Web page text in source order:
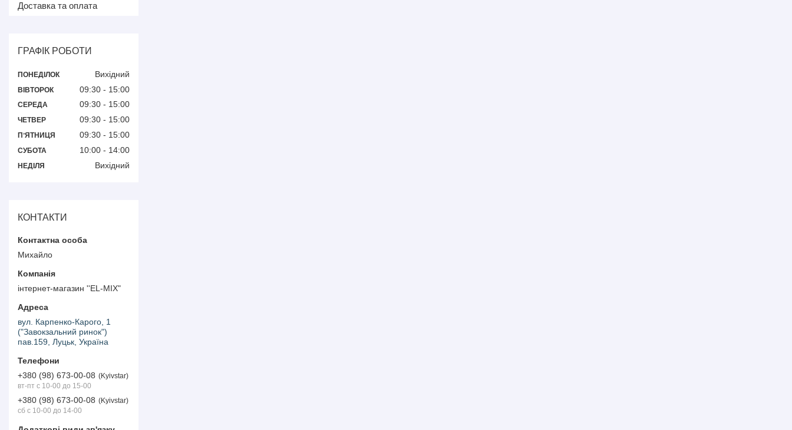
Доставка та оплата
ГРАФІК РОБОТИ
ПОНЕДІЛОК Вихідний
ВІВТОРОК 09:30 15:00
СЕРЕДА 09:30 15:00
ЧЕТВЕР 09:30 15:00
ПʼЯТНИЦЯ 09:30 15:00
СУБОТА 10:00 14:00
НЕДІЛЯ Вихідний
КОНТАКТИ
Михайло
інтернет-магазин ''EL-MIX"
вул. Карпенко-Карого, 1
("Завокзальний ринок")
пав.159, Луцьк, Україна
+380 (98) 673-00-08
Kyivstar
вт-пт с 10-00 до 15-00
+380 (98) 673-00-08
Kyivstar
сб с 10-00 до 14-00